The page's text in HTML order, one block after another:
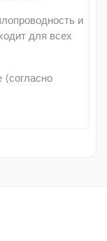
и
для всех